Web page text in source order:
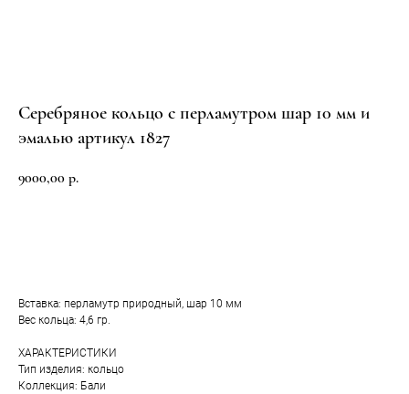
Серебряное кольцо с перламутром шар 10 мм и
эмалью артикул 1827
9000,00 р.
Вставка: перламутр природный, шар 10 мм
Вес кольца: 4,6 гр.
ХАРАКТЕРИСТИКИ
Тип изделия: кольцо
Коллекция: Бали